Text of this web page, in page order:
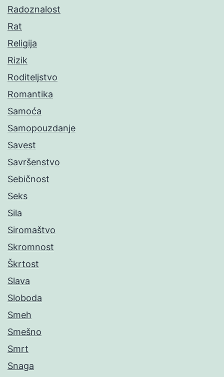
Radoznalost
Rat
Religija
Rizik
Roditeljstvo
Romantika
Samoća
Samopouzdanje
Savest
Savršenstvo
Sebičnost
Seks
Sila
Siromaštvo
Skromnost
Škrtost
Slava
Sloboda
Smeh
Smešno
Smrt
Snaga